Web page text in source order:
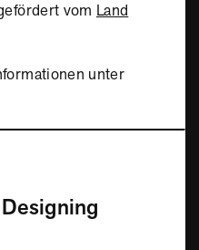
vom Land
unter